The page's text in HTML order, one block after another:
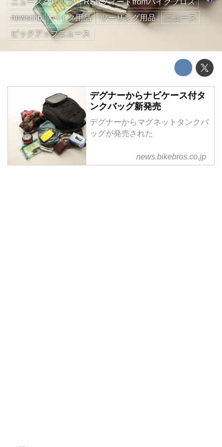
ニュースクリップ
RSSフィードfromバイクブロス
newsclip
バイク用品 ツーリング用品
ニュース
ピックアップニュース
デグナーからナビケース付タ
ンクバッグ新発売
デグナーからマグネットタンクバ
ッグが発売された
news.bikebros.co.jp